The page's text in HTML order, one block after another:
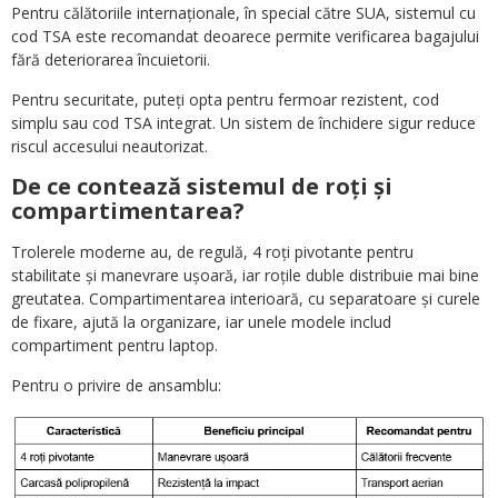
Pentru călătoriile internaționale, în special către SUA, sistemul cu
cod TSA este recomandat deoarece permite verificarea bagajului
fără deteriorarea încuietorii.
Pentru securitate, puteți opta pentru fermoar rezistent, cod
simplu sau cod TSA integrat. Un sistem de închidere sigur reduce
riscul accesului neautorizat.
De ce contează sistemul de roți și
compartimentarea?
Trolerele moderne au, de regulă, 4 roți pivotante pentru
stabilitate și manevrare ușoară, iar roțile duble distribuie mai bine
greutatea. Compartimentarea interioară, cu separatoare și curele
de fixare, ajută la organizare, iar unele modele includ
compartiment pentru laptop.
Pentru o privire de ansamblu: